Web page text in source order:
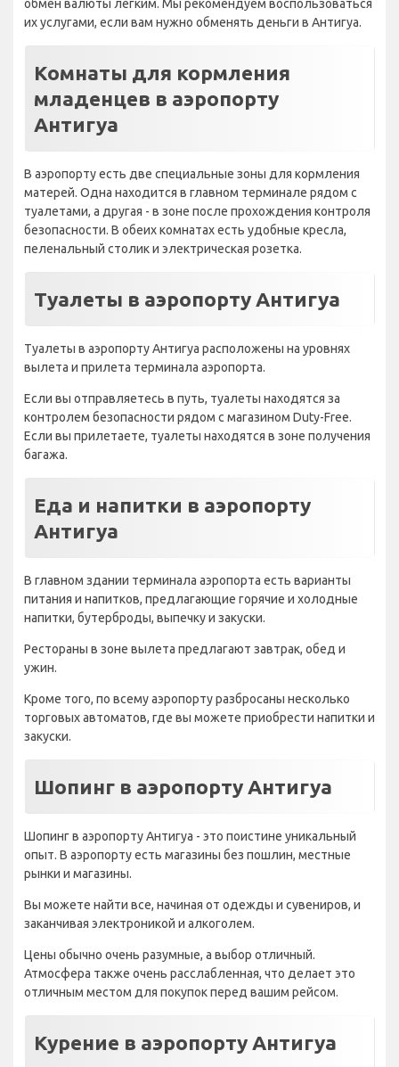
обмен валюты легким. Мы рекомендуем воспользоваться
их услугами, если вам нужно обменять деньги в Антигуа.
Комнаты для кормления
младенцев в аэропорту
Антигуа
В аэропорту есть две специальные зоны для кормления
матерей. Одна находится в главном терминале рядом с
туалетами, а другая - в зоне после прохождения контроля
безопасности. В обеих комнатах есть удобные кресла,
пеленальный столик и электрическая розетка.
Туалеты в аэропорту Антигуа
Туалеты в аэропорту Антигуа расположены на уровнях
вылета и прилета терминала аэропорта.
Если вы отправляетесь в путь, туалеты находятся за
контролем безопасности рядом с магазином Duty-Free.
Если вы прилетаете, туалеты находятся в зоне получения
багажа.
Еда и напитки в аэропорту
Антигуа
В главном здании терминала аэропорта есть варианты
питания и напитков, предлагающие горячие и холодные
напитки, бутерброды, выпечку и закуски.
Рестораны в зоне вылета предлагают завтрак, обед и
ужин.
Кроме того, по всему аэропорту разбросаны несколько
торговых автоматов, где вы можете приобрести напитки и
закуски.
Шопинг в аэропорту Антигуа
Шопинг в аэропорту Антигуа - это поистине уникальный
опыт. В аэропорту есть магазины без пошлин, местные
рынки и магазины.
Вы можете найти все, начиная от одежды и сувениров, и
заканчивая электроникой и алкоголем.
Цены обычно очень разумные, а выбор отличный.
Атмосфера также очень расслабленная, что делает это
отличным местом для покупок перед вашим рейсом.
Курение в аэропорту Антигуа